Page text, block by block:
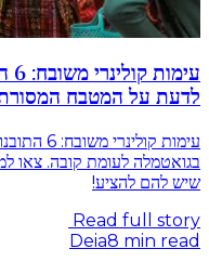
לדעת על המטבח
עימות
בגואטמלה לעומת קובה. צאו
שיש להם להציע!
Read full story
Deia8 min read